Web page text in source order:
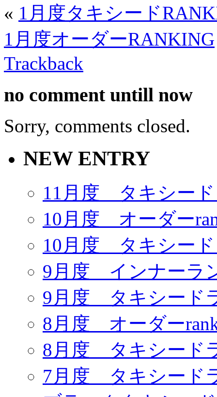
« 1月度タキシード
1月度オーダーRANKING
Trackback
no commentuntill now
Sorry, comments closed.
NEW ENTRY
11月度 タキシー
10月度 オーダー
10月度 タキシー
9月度 インナーラ
9月度 タキシード
8月度 オーダー
8月度 タキシード
7月度 タキシード